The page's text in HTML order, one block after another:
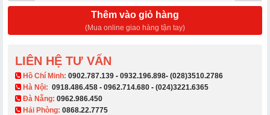
Thêm vào giỏ hàng
(Mua online giao hàng tận tay)
LIÊN HỆ TƯ VẤN
​ Hồ Chí Minh: 0902.787.139 - 0932.196.898- (028)3510.2786
Hà Nội: 0918.486.458 - 0962.714.680 - (024)3221.6365
Đà Nẵng: 0962.986.450
Hải Phòng: 0868.22.7775